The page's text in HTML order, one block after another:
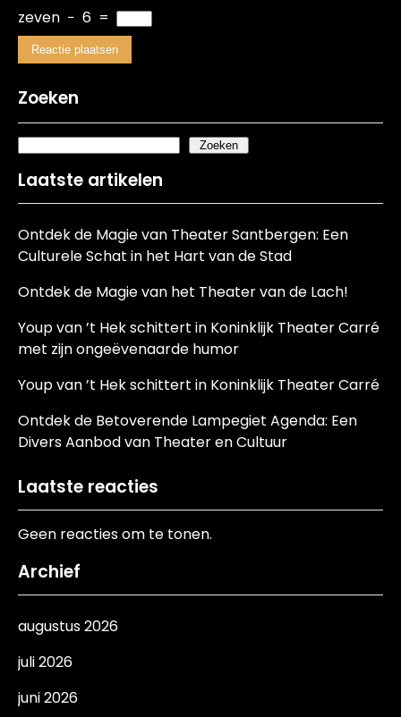
zeven − 6 =
Zoeken
Zoeken
Laatste artikelen
Ontdek de Magie van Theater Santbergen: Een
Culturele Schat in het Hart van de Stad
Ontdek de Magie van het Theater van de Lach!
Youp van ’t Hek schittert in Koninklijk Theater Carré
met zijn ongeëvenaarde humor
Youp van ’t Hek schittert in Koninklijk Theater Carré
Ontdek de Betoverende Lampegiet Agenda: Een
Divers Aanbod van Theater en Cultuur
Laatste reacties
Geen reacties om te tonen.
Archief
augustus 2026
juli 2026
juni 2026